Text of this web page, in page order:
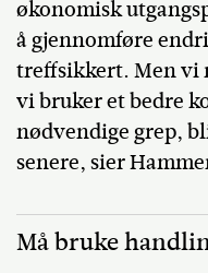
økonomisk
å gjennomføre
treffsikkert. Men vi
vi bruker et bedre
nødvendige grep,
senere, sier
Må bruke